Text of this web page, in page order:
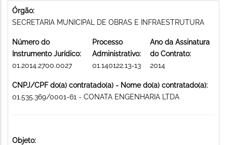
Órgão:
SECRETARIA MUNICIPAL DE OBRAS E INFRAESTRUTURA
Número do
Instrumento Jurídico:
01.2014.2700.0027
Processo
Administrativo:
01.140122.13-13
Ano da Assinatura
do Contrato:
2014
CNPJ/CPF do(a) contratado(a) - Nome do(a) contratado(a):
01.535.369/0001-61 - CONATA ENGENHARIA LTDA
Objeto: